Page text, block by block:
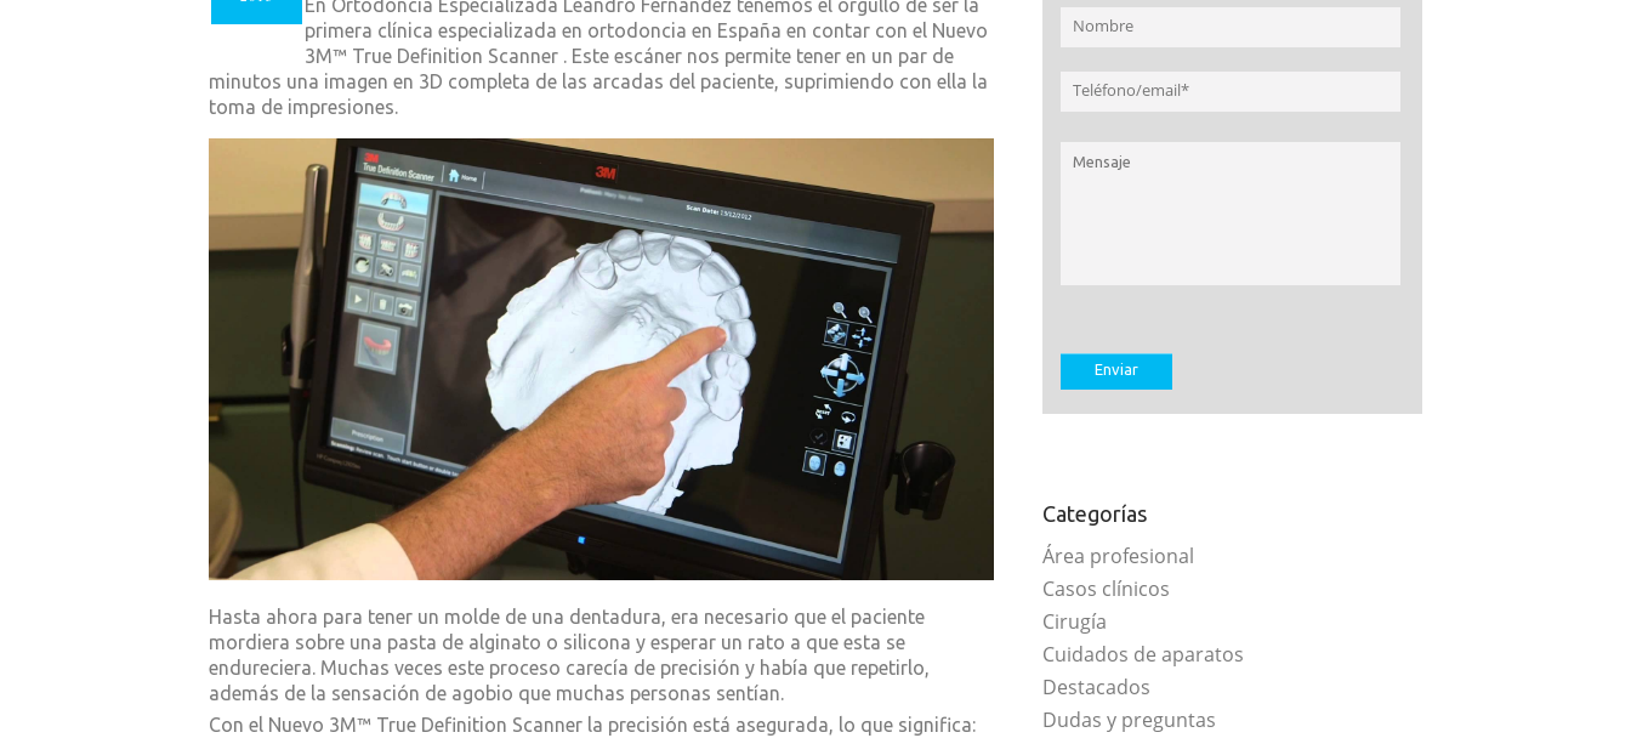
En Ortodoncia Especializada Leandro Fernández tenemos el orgullo de ser la
primera clínica especializada en ortodoncia en España en contar con el Nuevo
3M™ True Definition Scanner . Este escáner nos permite tener en un par de
minutos una imagen en 3D completa de las arcadas del paciente, suprimiendo con ella la
toma de impresiones.
Hasta ahora para tener un molde de una dentadura, era necesario que el paciente
mordiera sobre una pasta de alginato o silicona y esperar un rato a que esta se
endureciera. Muchas veces este proceso carecía de precisión y había que repetirlo,
además de la sensación de agobio que muchas personas sentían.
Con el Nuevo 3M™ True Definition Scanner la precisión está asegurada, lo que significa:
Categorías
Área profesional
Casos clínicos
Cirugía
Cuidados de aparatos
Destacados
Dudas y preguntas